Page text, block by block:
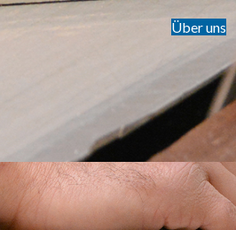
Über uns